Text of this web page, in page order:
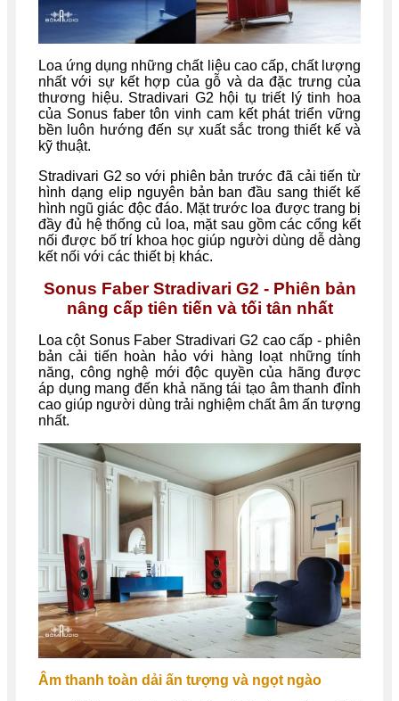
Loa ứng dụng những chất liệu cao cấp, chất lượng
nhất với sự kết hợp của gỗ và da đặc trưng của
thương hiệu. Stradivari G2 hội tụ triết lý tinh hoa
của Sonus faber tôn vinh cam kết phát triển vững
bền luôn hướng đến sự xuất sắc trong thiết kế và
kỹ thuật.
Stradivari G2 so với phiên bản trước đã cải tiến từ
hình dạng elip nguyên bản ban đầu sang thiết kế
hình ngũ giác độc đáo. Mặt trước loa được trang bị
đầy đủ hệ thống củ loa, mặt sau gồm các cổng kết
nối được bố trí khoa học giúp người dùng dễ dàng
kết nối với các thiết bị khác.
Sonus Faber Stradivari G2 - Phiên bản
nâng cấp tiên tiến và tối tân nhất
Loa cột Sonus Faber Stradivari G2 cao cấp - phiên
bản cải tiến hoàn hảo với hàng loạt những tính
năng, công nghệ mới độc quyền của hãng được
áp dụng mang đến khả năng tái tạo âm thanh đỉnh
cao giúp người dùng trải nghiệm chất âm ấn tượng
nhất.
Âm thanh toàn dải ấn tượng và ngọt ngào